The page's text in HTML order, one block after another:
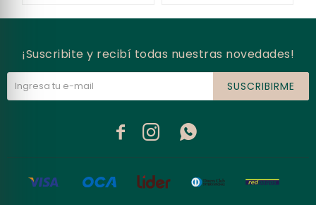
¡Suscribite y recibí todas nuestras novedades!
SUSCRIBIRME
  